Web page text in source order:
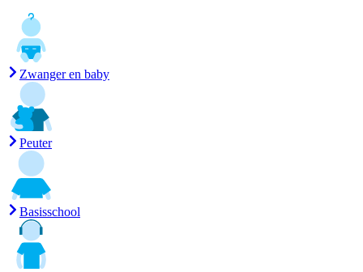
Zwanger en baby
Peuter
Basisschool